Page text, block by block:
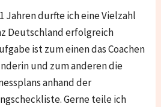
Jahren durfte ich eine Vielzahl
Deutschland erfolgreich
ist zum einen das Coachen
und zum anderen die
anhand der
Gerne teile ich